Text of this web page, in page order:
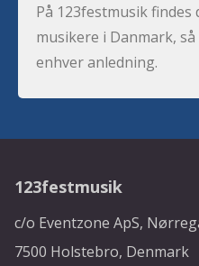
På 123festmusik
musikere i Danmark,
enhver anledning.
123festmusik
c/o Eventzone ApS,
7500 Holstebro, Denmark